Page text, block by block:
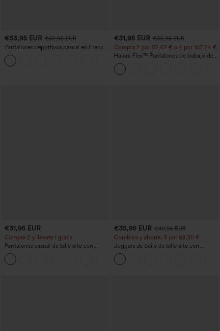
€53,95 EUR €62,95 EUR
Pantalones deportivos casual en French
terry con estampado denim, tiro medio,
estilo jeans y bolsillos
€31,95 EUR €35,95 EUR
Compra 2 por 52,62 € o 4 por 105,24 €.
Halara Flex™ Pantalones de trabajo de
talle alto, moldeadores del cuerpo, que
estilizan la cintura, con bolsillos, de
pierna ancha en micro‑waffle
€31,95 EUR
Compra 2 y llévate 1 gratis
Pantalones casual de talle alto con
cordón, pernera ancha, en mezcla de
lino y con bolsillos
€35,95 EUR €40,95 EUR
Combina y ahorra: 3 por 88,30 €
Joggers de baile de talle alto con
cordón, fruncidos, corte cónico, secado
rápido, tacto fresco y bolsillos - UPF40+